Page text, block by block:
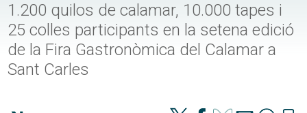
1.200 quilos de calamar, 10.000 tapes i
25 colles participants en la setena edició
de la Fira Gastronòmica del Calamar a
Sant Carles